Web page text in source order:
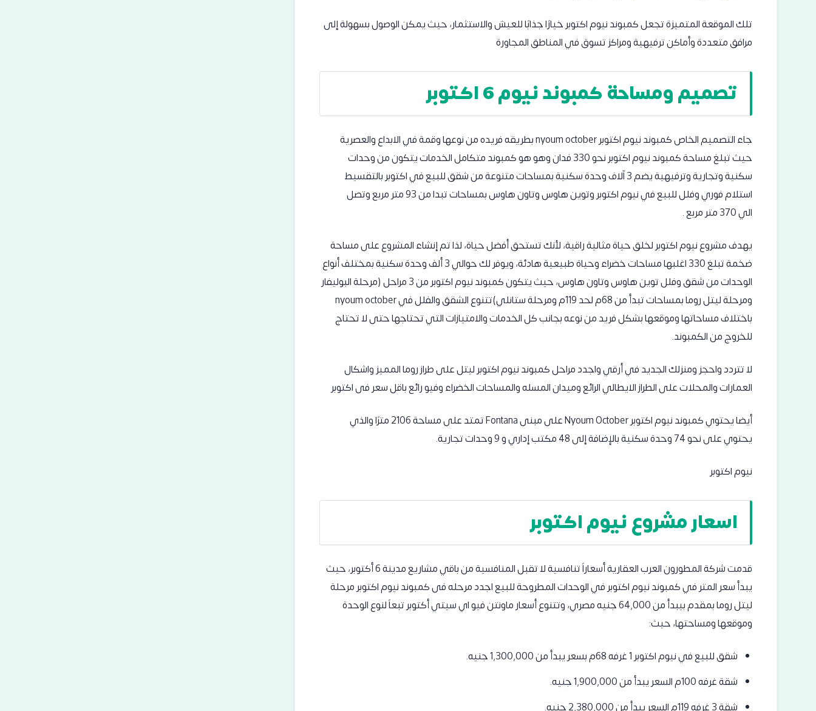
تلك الموقعة المتميزة تجعل كمبوند نيوم اكتوبر خيارًا جذابًا للعيش والاستثمار، حيث يمكن الوصول بسهولة إلى
مرافق متعددة وأماكن ترفيهية ومراكز تسوق في المناطق المجاورة
تصميم ومساحة كمبوند نيوم 6 اكتوبر
جاء التصميم الخاص كمبوند نيوم اكتوبر nyoum october بطريقه فريده من نوعها وقمة في الابداع والعصرية
حيث تبلغ مساحة كمبوند نيوم اكتوبر نحو 330 فدان وهو هو كمبوند متكامل الخدمات يتكون من وحدات
سكنية وتجارية وترفيهية يضم 3 آلاف وحدة سكنية بمساحات متنوعة من شقق للبيع في اكتوبر بالتقسيط
استلام فوري وفلل للبيع في نيوم اكتوبر وتوين هاوس وتاون هاوس بمساحات تبدا من 93 متر مربع وتصل
الي 370 متر مربع .
يهدف مشروع نيوم اكتوبر لخلق حياة مثالية راقية، لأنك تستحق أفضل حياة، لذا تم إنشاء المشروع على مساحة
ضخمة تبلغ 330 اغلبها مساحات خضراء وحياة طبيعية هادئة، ويوفر لك حوالي 3 ألف وحدة سكنية بمختلف أنواع
الوحدات من شقق وفلل توين هاوس وتاون هاوس، حيث يتكون كمبوند نيوم اكتوبر من 3 مراحل (مرحلة البوليفار
ومرحلة ليتل روما بمساحات تبدأ من 68م لحد 119م ومرحلة ستانلي)تتنوع الشقق والفلل في nyoum october
باختلاف مساحاتها وموقعها بشكل فريد من نوعه بجانب كل الخدمات والامتيازات التي تحتاجها حتى لا تحتاج
للخروج من الكمبوند.
لا تتردد واحجز ومنزلك الجديد في أرقي واجدد مراحل كمبوند نيوم اكتوبر ليتل على طراز روما المميز واشكال
العمارات والمحلات على الطراز الايطالي الرائع وميدان المسله والمساحات الخضراء وفيو رائع باقل سعر فى اكتوبر
أيضا يحتوي كمبوند نيوم اكتوبر Nyoum October على مبنى Fontana تمتد على مساحة 2106 مترًا والذي
يحتوي على نحو 74 وحدة سكنية بالإضافة إلى 48 مكتب إداري و 9 وحدات تجارية.
نيوم اكتوبر
اسعار مشروع نيوم اكتوبر
قدمت شركة المطورون العرب العقارية أسعاراً تنافسية لا تقبل المنافسية من باقي مشاريع مدينة 6 أكتوبر، حيث
يبدأ سعر المتر في كمبوند نيوم اكتوبر في الوحدات المطروحة للبيع اجدد مرحله فى كمبوند نيوم اكتوبر مرحلة
ليتل روما بمقدم بيبدأ من 64,000 جنيه مصري، وتتنوع أسعار ماونتن فيو اي سيتي أكتوبر تبعاً لنوع الوحدة
وموقعها ومساحتها، حيث:
شقق للبيع في نيوم اكتوبر 1 غرفه 68م بسعر يبدأ من 1,300,000 جنيه.
شقة غرفه 100م السعر يبدأ من 1,900,000 جنيه.
شقة 3 غرفه 119م السعر يبدأ من 2,380,000 جنيه.